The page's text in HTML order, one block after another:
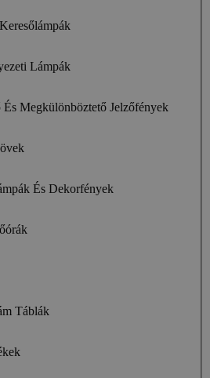
Lámpák
Megkülönböztető Jelzőfények
És Dekorfények
Táblák